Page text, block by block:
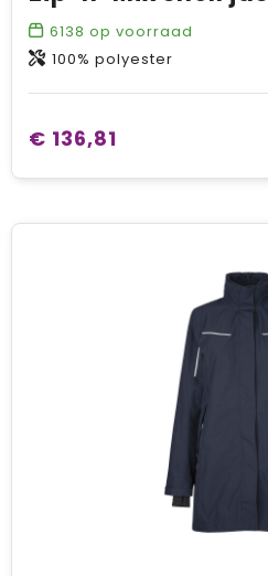
6138 op voorraad
100% polyester
€ 136,81